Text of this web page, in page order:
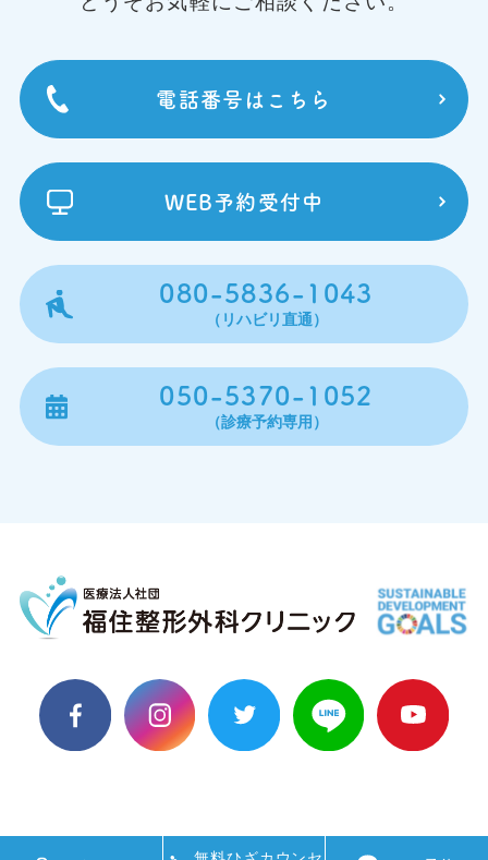
電話番号はこちら
WEB予約受付中
080-5836-1043
（リハビリ直通）
050-5370-1052
（診療予約専用）